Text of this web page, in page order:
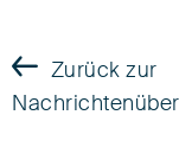
Zurück zur